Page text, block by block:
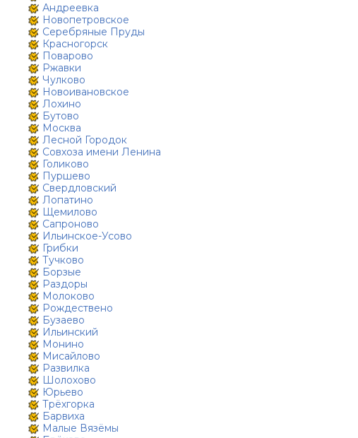
Андреевка
Новопетровское
Серебряные Пруды
Красногорск
Поварово
Ржавки
Чулково
Новоивановское
Лохино
Бутово
Москва
Лесной Городок
Совхоза имени Ленина
Голиково
Пуршево
Свердловский
Лопатино
Щемилово
Сапроново
Ильинское-Усово
Грибки
Тучково
Борзые
Раздоры
Молоково
Рождествено
Бузаево
Ильинский
Монино
Мисайлово
Развилка
Шолохово
Юрьево
Трёхгорка
Барвиха
Малые Вязёмы